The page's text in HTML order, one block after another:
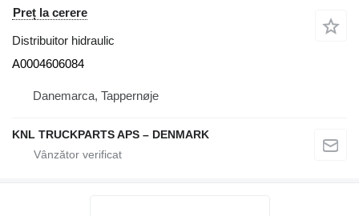
Preț la cerere
Distribuitor hidraulic
A0004606084
Danemarca, Tappernøje
KNL TRUCKPARTS APS – DENMARK